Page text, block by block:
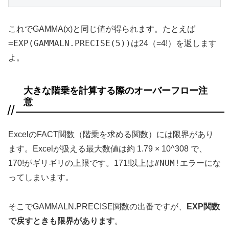
これでGAMMA(x)と同じ値が得られます。たとえば
=EXP(GAMMALN.PRECISE(5)) は24（=4!）を返します
よ。
大きな階乗を計算する際のオーバーフロー注
意
ExcelのFACT関数（階乗を求める関数）には限界があり
ます。Excelが扱える最大数値は約 1.79 × 10^308 で、
170!がギリギリの上限です。171!以上は#NUM! エラーにな
ってしまいます。
そこでGAMMALN.PRECISE関数の出番ですが、
EXP関数
で戻すときも限界があります。